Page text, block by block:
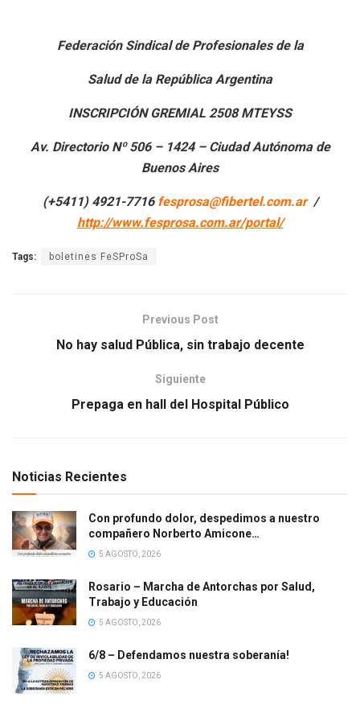
Federación Sindical de Profesionales de la
Salud de la República Argentina
INSCRIPCIÓN GREMIAL 2508 MTEYSS
Av. Directorio Nº 506 – 1424 – Ciudad Autónoma de
Buenos Aires
(+5411) 4921-7716 fesprosa@fibertel.com.ar/
http://www.fesprosa.com.ar/portal/
Tags: boletines FeSProSa
Previous Post
No hay salud Pública, sin trabajo decente
Siguiente
Prepaga en hall del Hospital Público
Noticias Recientes
Con profundo dolor, despedimos a nuestro
compañero Norberto Amicone…
5 AGOSTO, 2026
Rosario – Marcha de Antorchas por Salud,
Trabajo y Educación
5 AGOSTO, 2026
6/8 – Defendamos nuestra soberanía!
5 AGOSTO, 2026